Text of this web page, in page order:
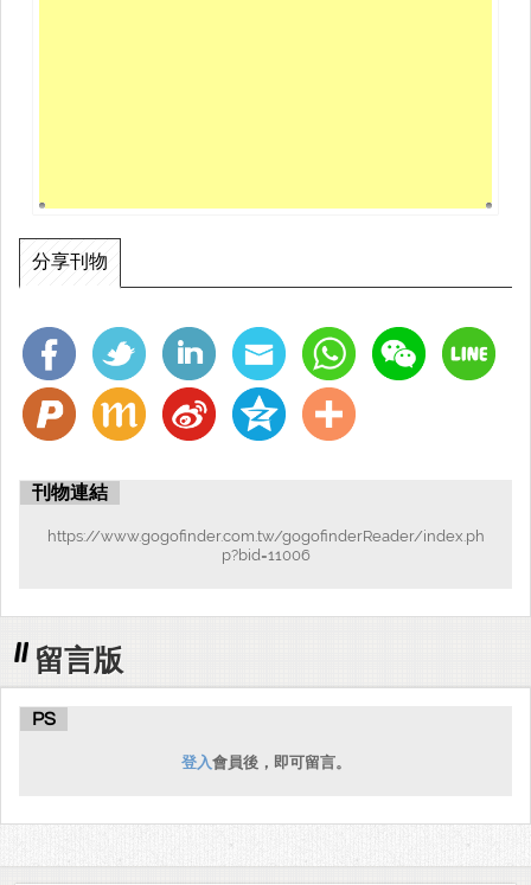
分享刊物
刊物連結
https://www.gogofinder.com.tw/gogofinderReader/index.ph
p?bid=11006
留言版
PS
登入會員後，即可留言。